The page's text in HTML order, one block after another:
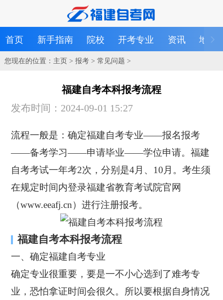
首页 新手指南 院校 开考专业 资讯 地区
您现在的位置： 主页> 报考> 常见问题 >
福建自考本科报考流程
发布时间：2024-09-01 15:27
流程一般是：确定福建自考专业——报名报考
——备考学习——申请毕业——学位申请。福建
自考考试一年考2次，分别是4月、10月。考生须
在规定时间内登录福建省教育考试院官网
（www.eeafj.cn）进行注册报考。
福建自考本科报考流程
一、确定福建自考专业
确定专业很重要，要是一不小心选到了难考专
业，恐怕拿证时间会很久。所以要根据自身情况